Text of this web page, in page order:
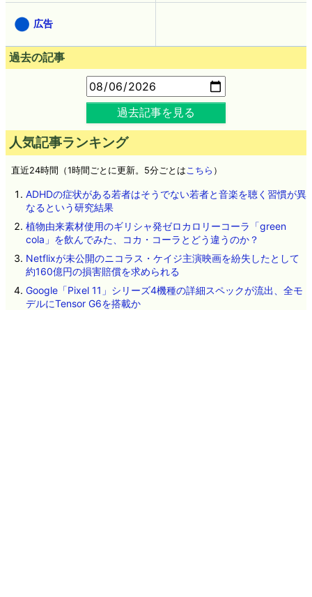
広告
過去の記事
過去記事を見る
人気記事ランキング
直近24時間（1時間ごとに更新。5分ごとはこちら ）
ADHDの症状がある若者はそうでない若者と音楽を聴く習慣が異
なるという研究結果
植物由来素材使用のギリシャ発ゼロカロリーコーラ「green
cola」を飲んでみた、コカ・コーラとどう違うのか？
Netflixが未公開のニコラス・ケイジ主演映画を紛失したとして
約160億円の損害賠償を求められる
Google「Pixel 11」シリーズ4機種の詳細スペックが流出、全モ
デルにTensor G6を搭載か